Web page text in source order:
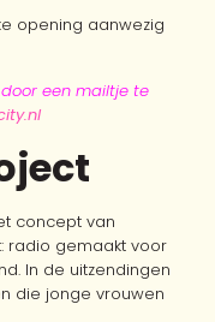
opening aanwezig
een mailtje te
concept van
radio gemaakt voor
In de uitzendingen
die jonge vrouwen